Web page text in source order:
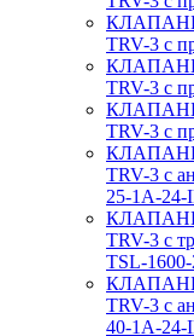
TRV-3 с
TRV-3 с
TRV-3 с
TRV-3 с
25-1А-24-
TRV-3 с
TSL-
TRV-3 с
40-1А-24-